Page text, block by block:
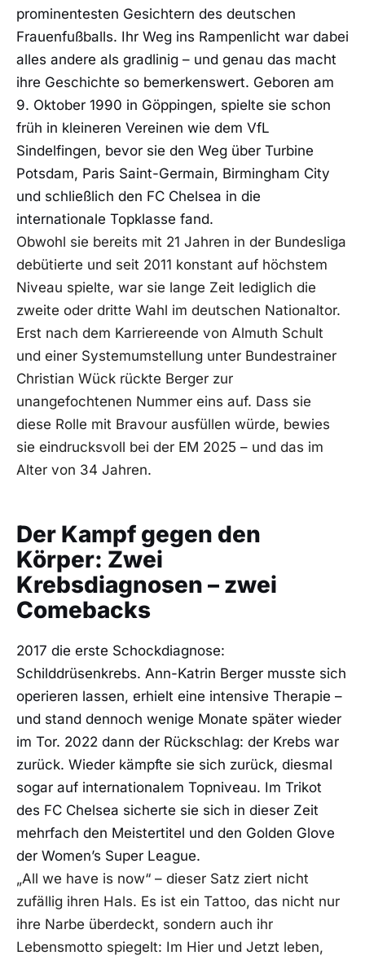
prominentesten Gesichtern des deutschen
Frauenfußballs. Ihr Weg ins Rampenlicht war dabei
alles andere als gradlinig – und genau das macht
ihre Geschichte so bemerkenswert. Geboren am
9. Oktober 1990 in Göppingen, spielte sie schon
früh in kleineren Vereinen wie dem VfL
Sindelfingen, bevor sie den Weg über Turbine
Potsdam, Paris Saint-Germain, Birmingham City
und schließlich den FC Chelsea in die
internationale Topklasse fand.
Obwohl sie bereits mit 21 Jahren in der Bundesliga
debütierte und seit 2011 konstant auf höchstem
Niveau spielte, war sie lange Zeit lediglich die
zweite oder dritte Wahl im deutschen Nationaltor.
Erst nach dem Karriereende von Almuth Schult
und einer Systemumstellung unter Bundestrainer
Christian Wück rückte Berger zur
unangefochtenen Nummer eins auf. Dass sie
diese Rolle mit Bravour ausfüllen würde, bewies
sie eindrucksvoll bei der EM 2025 – und das im
Alter von 34 Jahren.
Der Kampf gegen den
Körper: Zwei
Krebsdiagnosen – zwei
Comebacks
2017 die erste Schockdiagnose:
Schilddrüsenkrebs. Ann-Katrin Berger musste sich
operieren lassen, erhielt eine intensive Therapie –
und stand dennoch wenige Monate später wieder
im Tor. 2022 dann der Rückschlag: der Krebs war
zurück. Wieder kämpfte sie sich zurück, diesmal
sogar auf internationalem Topniveau. Im Trikot
des FC Chelsea sicherte sie sich in dieser Zeit
mehrfach den Meistertitel und den Golden Glove
der Women’s Super League.
„All we have is now“ – dieser Satz ziert nicht
zufällig ihren Hals. Es ist ein Tattoo, das nicht nur
ihre Narbe überdeckt, sondern auch ihr
Lebensmotto spiegelt: Im Hier und Jetzt leben,